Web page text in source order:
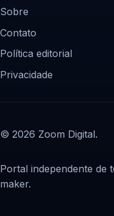
Sobre
Contato
Política editorial
Privacidade
© 2026 Zoom Digital.
Portal independente de
maker.